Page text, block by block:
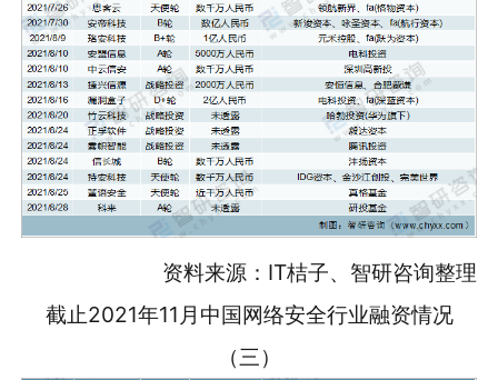
资料来源：IT桔子、智研咨询整理
截止2021年11月中国网络安全行业融资情况
（三）